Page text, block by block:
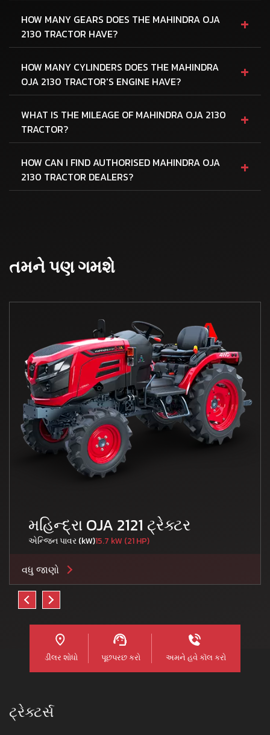
HOW MANY GEARS DOES THE MAHINDRA OJA
2130 TRACTOR HAVE?
+
HOW MANY CYLINDERS DOES THE MAHINDRA
OJA 2130 TRACTOR'S ENGINE HAVE?
+
WHAT IS THE MILEAGE OF MAHINDRA OJA 2130
TRACTOR?
+
HOW CAN I FIND AUTHORISED MAHINDRA OJA
2130 TRACTOR DEALERS?
+
તમને પણ ગમશે
મહિન્દ્રા OJA 2121 ટ્રેક્ટર
એન્જિન પાવર (kW)15.7 kW (21 HP)
વધુ જાણો
ડીલર શોધો પૂછપરછ કરો અમને હવે કૉલ કરો
ટ્રેક્ટર્સ